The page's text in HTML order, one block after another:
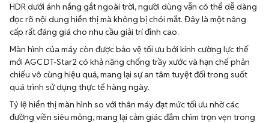
HDR dưới ánh nắng gắt ngoài trời, người dùng vẫn có thể dễ dàng
đọc rõ nội dung hiển thị mà không bị chói mắt. Đây là một nâng
cấp rất đáng giá cho nhu cầu giải trí đỉnh cao.
Màn hình của máy còn được bảo vệ tối ưu bởi kính cường lực thế
mới AGC DT-Star2 có khả năng chống trầy xước và hạn chế phản
chiếu vô cùng hiệu quả, mang lại sự an tâm tuyệt đối trong suốt
quá trình sử dụng thực tế hàng ngày.
Tỷ lệ hiển thị màn hình so với thân máy đạt mức tối ưu nhờ các
đường viền siêu mỏng, mang lại cảm giác đắm chìm trọn vẹn trong